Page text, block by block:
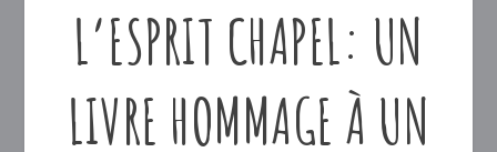
L’ESPRIT CHAPEL: UN
LIVRE HOMMAGE À UN